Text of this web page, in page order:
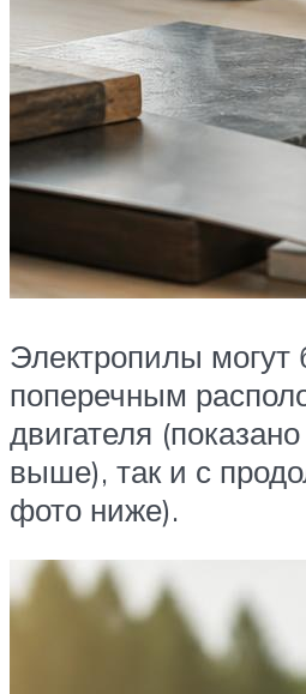
Электропилы могут
поперечным
двигателя
выше), так и с
фото ниже).